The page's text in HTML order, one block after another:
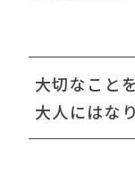
大切なこと
大人にはな